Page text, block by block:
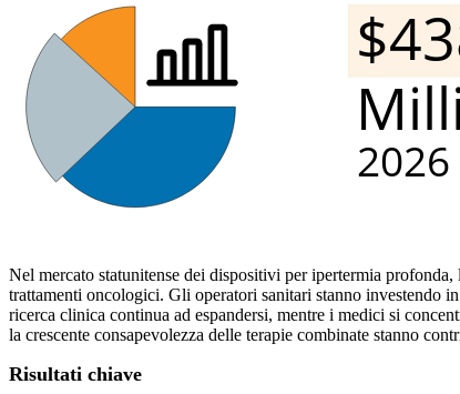
Nel mercato statunitense dei dispositivi per ipertermia
trattamenti oncologici. Gli operatori sanitari stanno investendo
ricerca clinica continua ad espandersi, mentre i medici si
la crescente consapevolezza delle terapie combinate stanno
Risultati chiave